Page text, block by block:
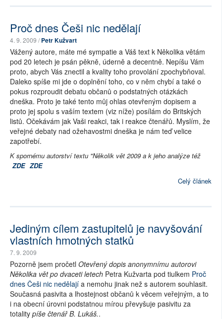
Proč dnes Češi nic nedělají
4. 9. 2009 /Petr Kužvart
Vážený autore, máte mé sympatie a Váš text k Několika větám
pod 20 letech je psán pěkně, úderně a decentně. Nepíšu Vám
proto, abych Vás znectil a kvality toho provolání zpochybňoval.
Daleko spíše mi jde o doplnění toho, co v něm chybí a také o
pokus rozproudit debatu občanů o podstatných otázkách
dneška. Proto je také tento můj ohlas otevřeným dopisem a
proto jej spolu s vaším textem (viz níže) posílám do Britských
listů. Očekávám jak Vaši reakci, tak i reakce čtenářů. Myslím, že
veřejné debaty nad ožehavostmi dneška je nám teď velice
zapotřebí.
K spornému autorství textu "Několik vět 2009 a k jeho analýze též
ZDE ZDE
Celý článek
Jediným cílem zastupitelů je navyšování
vlastních hmotných statků
7. 9. 2009
Pozorně jsem pročetl Otevřený dopis anonymnímu autorovi
Několika vět po dvaceti letech Petra Kužvarta pod tiulkem Proč
dnes Češi nic nedělají a nemohu jinak než s autorem souhlasit.
Současná pasivita a lhostejnost občanů k věcem veřejným, a to
i na obecní úrovni podstatnou mírou převyšuje pasivitu za
totality píše čtenář B. Lukáš..